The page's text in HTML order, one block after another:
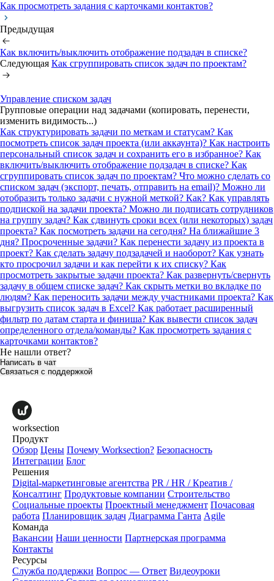
Как просмотреть задания с карточками контактов?
Предыдущая
Как включить/выключить отображение подзадач в списке?
Следующая Как сгруппировать список задач по проектам?
Управление списком задач
Групповые операции над задачами (копировать, перенести,
изменить видимость...)
Как структурировать задачи по меткам и статусам? Как
посмотреть список задач проекта (или аккаунта)? Как настроить
персональный список задач и сохранить его в избранное? Как
включить/выключить отображение подзадач в списке? Как
сгруппировать список задач по проектам? Что можно сделать со
списком задач (экспорт, печать, отправить на email)? Можно ли
отобразить только задачи с нужной меткой? Как? Как управлять
подпиской на задачи проекта? Можно ли подписать сотрудников
на группу задач? Как сдвинуть сроки всех (или некоторых) задач
проекта? Как посмотреть задачи на сегодня? На ближайшие 3
дня? Просроченные задачи? Как перенести задачу из проекта в
проект? Как сделать задачу подзадачей и наоборот? Как узнать
кто просрочил задачи и как перейти к их списку? Как
просмотреть закрытые задачи проекта? Как развернуть/свернуть
задачу в общем списке задач? Как скрыть метки во вкладке по
людям? Как переносить задачи между участниками проекта? Как
выгрузить список задач в Excel? Как работает расширенный
фильтр по датам старта и финиша? Как вывести список задач
определенного отдела/команды? Как просмотреть задания с
карточками контактов?
Не нашли ответ?
Написать в чат
Связаться с поддержкой
worksection
Продукт
Обзор Цены Почему Worksection? Безопасность
Интеграции Блог
Решения
Digital-маркетинговые агентства PR / HR / Креатив /
Консалтинг Продуктовые компании Строительство
Социальные проекты Проектный менеджмент Почасовая
работа Планировщик задач Диаграмма Ганта Agile
Команда
Вакансии Наши ценности Партнерская программа
Контакты
Ресурсы
Служба поддержки Вопрос — Ответ Видеоуроки